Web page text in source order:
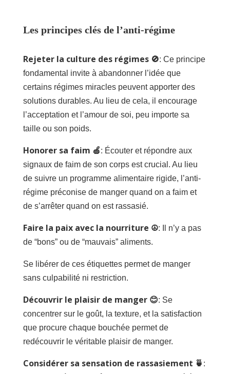
Les principes clés de l’anti-régime
Rejeter la culture des régimes 🚫: Ce principe
fondamental invite à abandonner l’idée que
certains régimes miracles peuvent apporter des
solutions durables. Au lieu de cela, il encourage
l’acceptation et l’amour de soi, peu importe sa
taille ou son poids.
Honorer sa faim 🍏: Écouter et répondre aux
signaux de faim de son corps est crucial. Au lieu
de suivre un programme alimentaire rigide, l’anti-
régime préconise de manger quand on a faim et
de s’arrêter quand on est rassasié.
Faire la paix avec la nourriture ☮️: Il n’y a pas
de “bons” ou de “mauvais” aliments.
Se libérer de ces étiquettes permet de manger
sans culpabilité ni restriction.
Découvrir le plaisir de manger 😊: Se
concentrer sur le goût, la texture, et la satisfaction
que procure chaque bouchée permet de
redécouvrir le véritable plaisir de manger.
Considérer sa sensation de rassasiement 🍵 :